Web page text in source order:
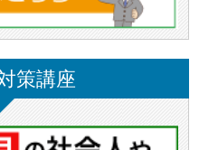
策講座